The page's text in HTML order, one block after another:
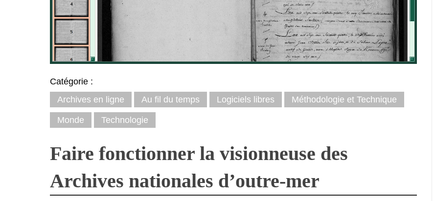
Catégorie :
Archives en ligne
Au fil du temps Logiciels libres Méthodologie et Technique
Monde Technologie
Faire fonctionner la visionneuse des
Archives nationales d’outre-mer